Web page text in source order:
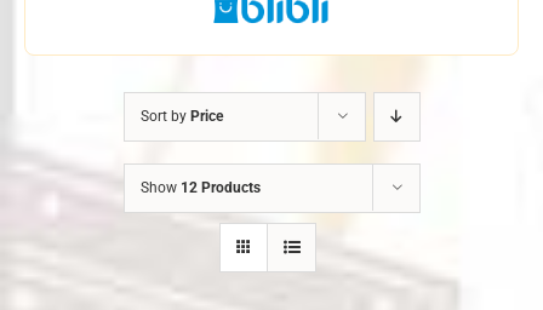
Sort by Price
Show 12 Products